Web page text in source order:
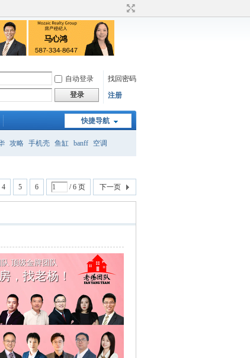
自动登录
找回密码
登录 注册
快捷导航
攻略 手机壳 鱼缸 banff 空调
4 5 6 / 6 页 下一页